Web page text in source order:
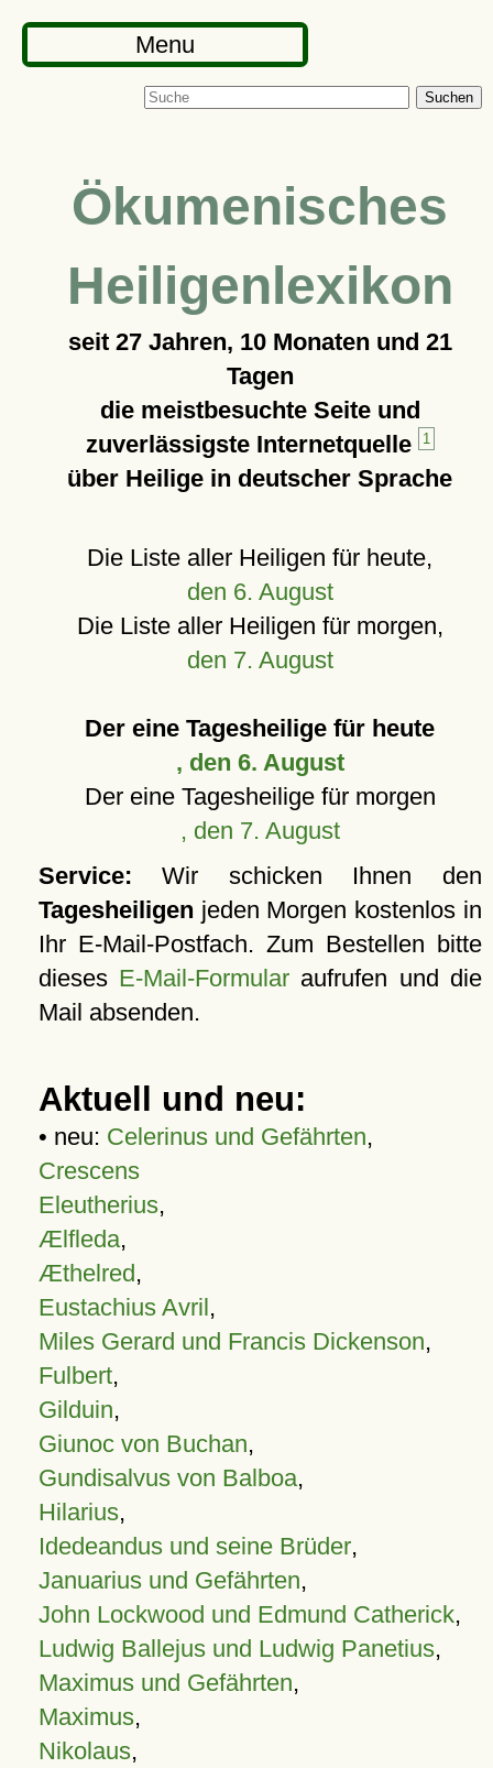
Menu
Suchen
Ökumenisches
Heiligenlexikon
seit 27 Jahren, 10 Monaten und 21
Tagen
die meistbesuchte Seite und
zuverlässigste Internetquelle
1
über Heilige in deutscher Sprache
Die Liste aller Heiligen für heute,
den 6. August
Die Liste aller Heiligen für morgen,
den 7. August
Der eine Tagesheilige für heute
, den 6. August
Der eine Tagesheilige für morgen
, den 7. August
Service: Wir schicken Ihnen den
Tagesheiligen jeden Morgen kostenlos in
Ihr E-Mail-Postfach. Zum Bestellen bitte
dieses E-Mail-Formular aufrufen und die
Mail absenden.
Aktuell und neu:
• neu: Celerinus und Gefährten,
Crescens
Eleutherius,
Ælfleda,
Æthelred,
Eustachius Avril,
Miles Gerard und Francis Dickenson,
Fulbert,
Gilduin,
Giunoc von Buchan,
Gundisalvus von Balboa,
Hilarius,
Idedeandus und seine Brüder,
Januarius und Gefährten,
John Lockwood und Edmund Catherick,
Ludwig Ballejus und Ludwig Panetius,
Maximus und Gefährten,
Maximus,
Nikolaus,